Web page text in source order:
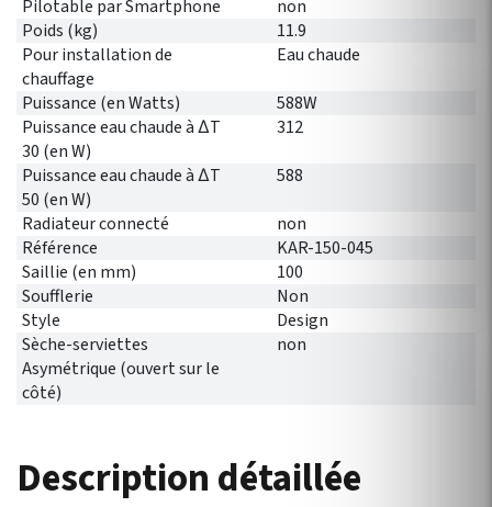
Pilotable par Smartphone
non
Poids (kg)
11.9
Pour installation de
chauffage
Eau chaude
Puissance (en Watts)
588W
Puissance eau chaude à ∆T
30 (en W)
312
Puissance eau chaude à ∆T
50 (en W)
588
Radiateur connecté
non
Référence
KAR-150-045
Saillie (en mm)
100
Soufflerie
Non
Style
Design
Sèche-serviettes
Asymétrique (ouvert sur le
côté)
non
Description détaillée